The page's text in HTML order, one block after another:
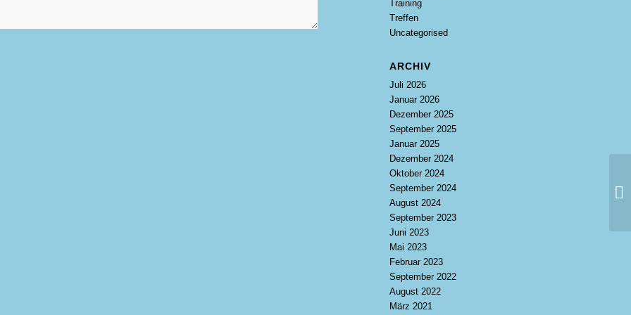
Training
Treffen
Uncategorised
ARCHIV
Juli 2026
Januar 2026
Dezember 2025
September 2025
Januar 2025
Dezember 2024
Oktober 2024
September 2024
August 2024
September 2023
Juni 2023
Mai 2023
Februar 2023
September 2022
August 2022
März 2021